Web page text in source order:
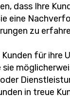
dass Ihre
eine
zu
Kunden für
in treue